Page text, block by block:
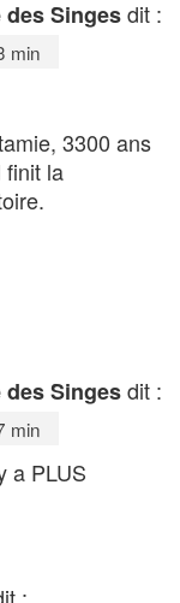
des Singesdit :
min
3300 ans
finit la
des Singesdit :
min
a PLUS
: